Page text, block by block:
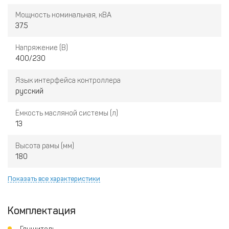
Мощность номинальная, кВА
37.5
Напряжение (В)
400/230
Язык интерфейса контроллера
русский
Ёмкость масляной системы (л)
13
Высота рамы (мм)
180
Показать все характеристики
Комплектация